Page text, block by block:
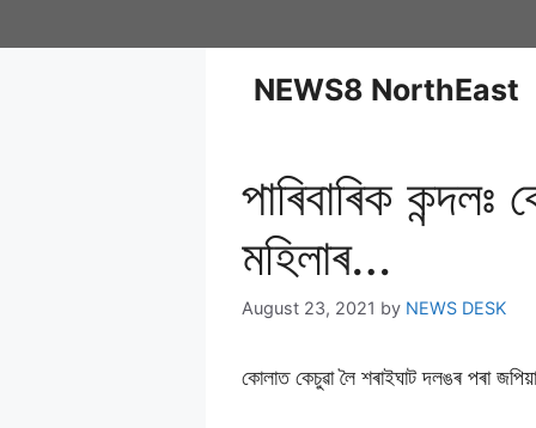
NEWS8 NorthEast
পাৰিবাৰিক
মহিলাৰ…
August 23, 2021 by NEWS DESK
কোলাত কেচুৱা লৈ শৰাইঘাট দলঙৰ পৰা